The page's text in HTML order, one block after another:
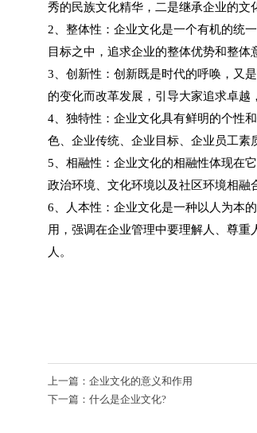
秀的民族文化精华，二是继承企业的文
2、整体性：企业文化是一个有机的统
目标之中，追求企业的整体优势和整体
3、创新性：创新既是时代的呼唤，又
的变化而改革发展，引导大家追求卓越
4、独特性：企业文化具有鲜明的个性
色、企业传统、企业目标、企业员工素
5、相融性：企业文化的相融性体现在
政治环境、文化环境以及社区环境相融
6、人本性：企业文化是一种以人为本
用，强调在企业管理中要理解人、尊
人。
上一篇：企业文化的意义和作用
下一篇：什么是企业文化?